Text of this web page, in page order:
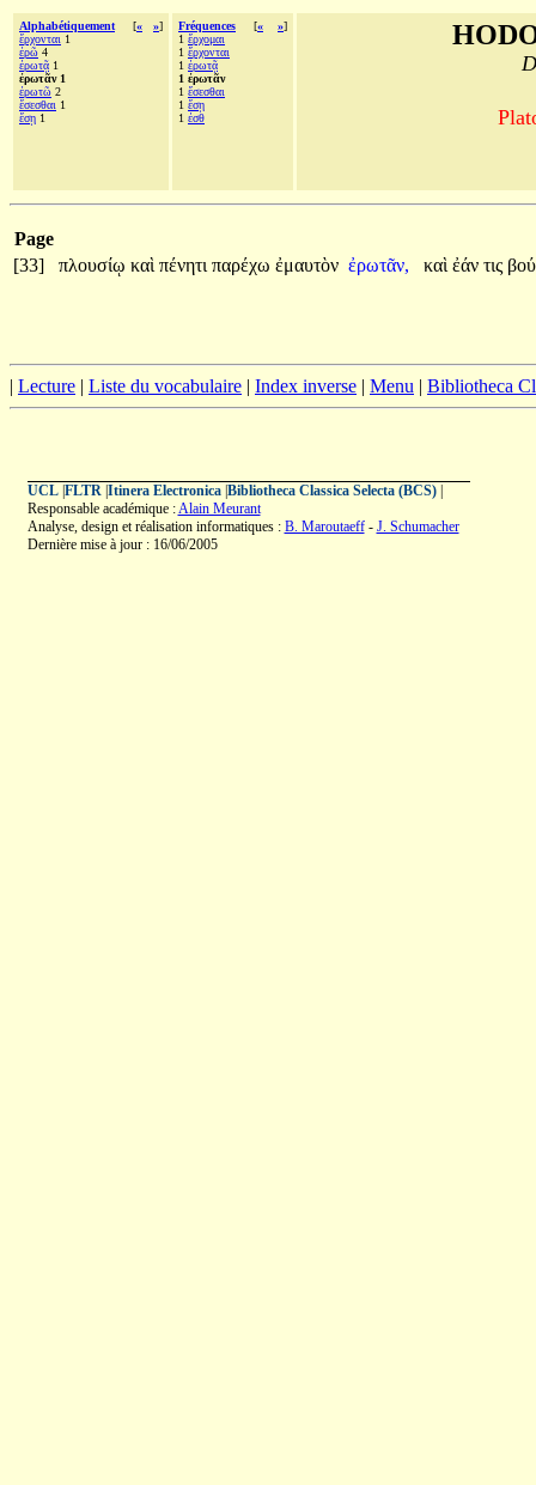
Alphabétiquement [« »]
ἔρχονται 1
ἐρῶ 4
ἐρωτᾷ 1
ἐρωτᾶν 1
ἐρωτῶ 2
ἔσεσθαι 1
ἔσῃ 1
Fréquences [« »]
1 ἔρχομαι
1 ἔρχονται
1 ἐρωτᾷ
1 ἐρωτᾶν
1 ἔσεσθαι
1 ἔσῃ
1 ἐσθ
Page
[33]
πλουσίῳ καὶ πένητι παρέχω ἐμαυτὸν ἐρωτᾶν, καὶ ἐάν τις
| Lecture | Liste du vocabulaire | Index inverse | Menu | Bibliotheca
UCL| FLTR| Itinera Electronica| Bibliotheca Classica Selecta (BCS)|
Responsable académique :Alain Meurant
Analyse, design et réalisation informatiques : B. Maroutaeff- J. Schumacher
Dernière mise à jour : 16/06/2005